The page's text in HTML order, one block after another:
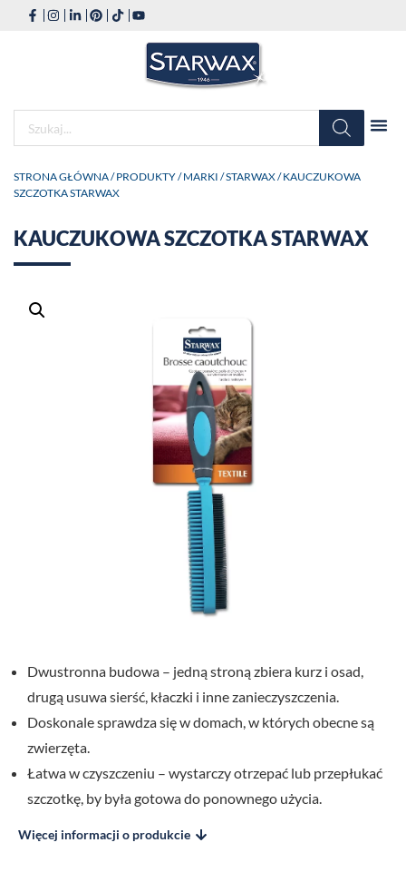
STRONA GŁÓWNA/PRODUKTY/MARKI /STARWAX/ KAUCZUKOWA
SZCZOTKA STARWAX
KAUCZUKOWA SZCZOTKA STARWAX
Dwustronna budowa – jedną stroną zbiera kurz i osad,
drugą usuwa sierść, kłaczki i inne zanieczyszczenia.
Doskonale sprawdza się w domach, w których obecne są
zwierzęta.
Łatwa w czyszczeniu – wystarczy otrzepać lub przepłukać
szczotkę, by była gotowa do ponownego użycia.
Więcej informacji o produkcie